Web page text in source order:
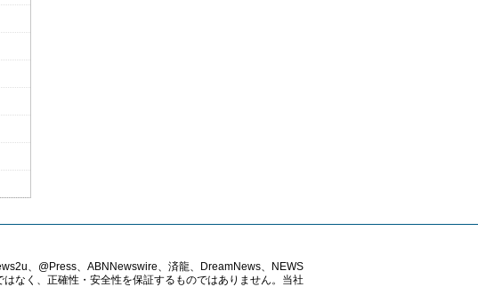
、@Press、ABNNewswire、済龍、DreamNews、NEWS
なく、正確性・安全性を保証するものではありません。当社